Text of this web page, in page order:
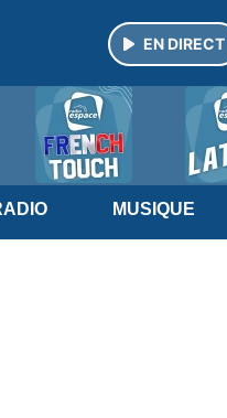
EN DIRECT
MUSIQUE